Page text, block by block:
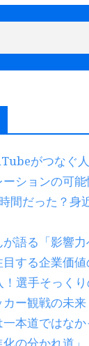
がつなぐ
ションの可能
間だった？身
が語る「影響
目する企業価
選手そっくり
カー観戦の未来
一本道ではな